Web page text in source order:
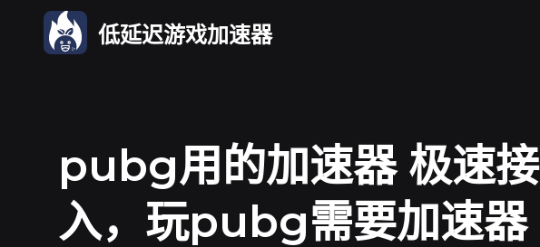
低延迟游戏加速器
pubg用的加速器 极速接
入，玩pubg需要加速器